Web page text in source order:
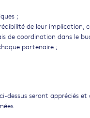
;
de leur implication,
de coordination dans le
partenaire ;
dessus seront appréciés et